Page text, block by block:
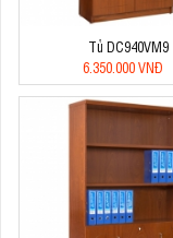
Tủ DC940VM9
6.350.000 VNĐ